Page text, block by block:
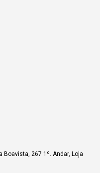
Boavista, 267 1º. Andar, Loja